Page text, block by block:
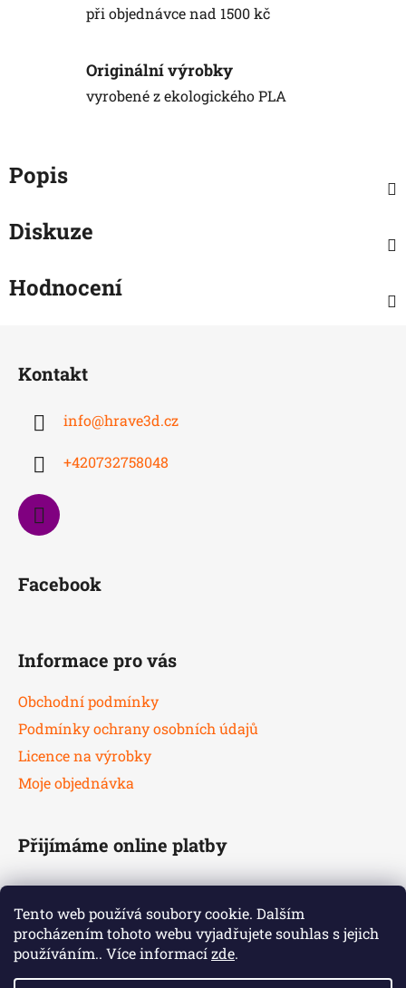
Tento web používá soubory cookie. Dalším
procházením tohoto webu vyjadřujete souhlas s jejich
používáním.. Více informacízde.
při objednávce nad 1500 kč
Originální výrobky
vyrobené z ekologického PLA
Popis
Diskuze
Hodnocení
Kontakt
info@hrave3d.cz
+420732758048
Facebook
Informace pro vás
Obchodní podmínky
Podmínky ochrany osobních údajů
Licence na výrobky
Moje objednávka
Přijímáme online platby